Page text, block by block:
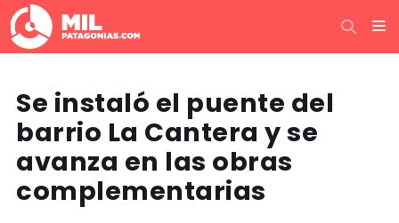
Se instaló el puente del
barrio La Cantera y se
avanza en las obras
complementarias